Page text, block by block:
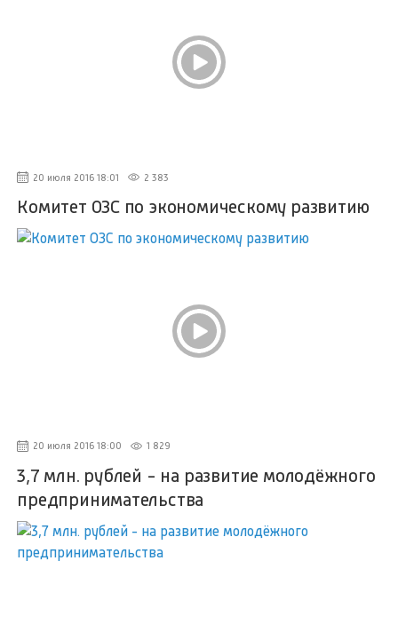
20 июля 2016 18:01 2 383
Комитет ОЗС по экономическому развитию
20 июля 2016 18:00 1 829
3,7 млн. рублей - на развитие молодёжного
предпринимательства